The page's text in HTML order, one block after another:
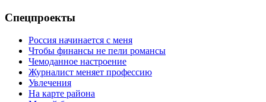
Спецпроекты
Россия начинается с меня
Чтобы финансы не пели романсы
Чемоданное настроение
Журналист меняет профессию
Увлечения
На карте района